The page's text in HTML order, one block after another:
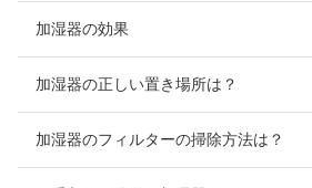
加湿器の効果
加湿器の正しい置き場所は？
加湿器のフィルターの掃除方法は？